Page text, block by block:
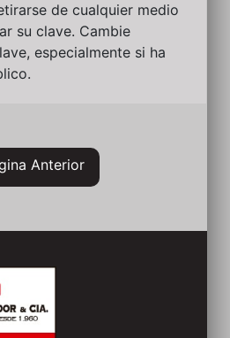
de cualquier medio
su clave. Cambie
especialmente si ha
Anterior